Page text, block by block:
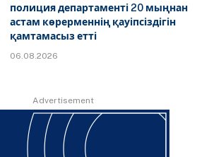
полиция департаменті 20 мыңнан
астам көрерменнің қауіпсіздігін
қамтамасыз етті
06.08.2026
Advertisement